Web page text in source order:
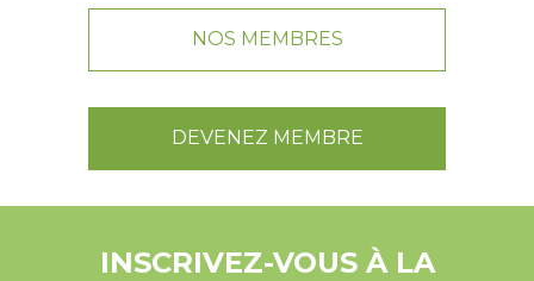
NOS MEMBRES
DEVENEZ MEMBRE
INSCRIVEZ-VOUS À LA